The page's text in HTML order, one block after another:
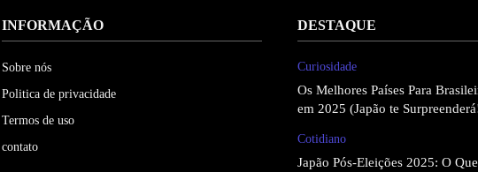
INFORMAÇÃO
Sobre nós
Politica de privacidade
Termos de uso
contato
DESTAQUE
Curiosidade
Os Melhores Países Para
em 2025 (Japão te
Cotidiano
Japão Pós-Eleições 2025: O